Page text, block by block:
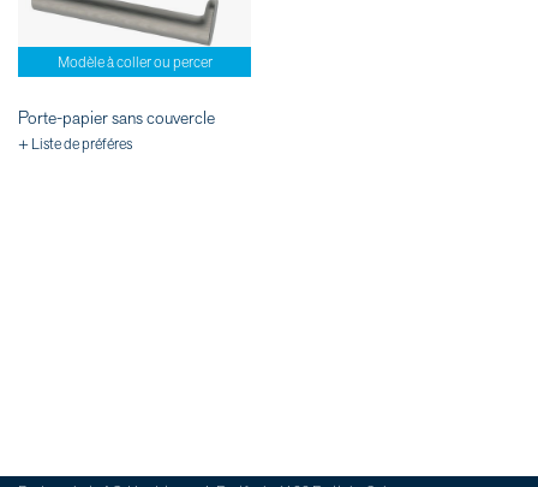
Modèle à coller ou percer
Porte-papier sans couvercle
+ Liste de préféres